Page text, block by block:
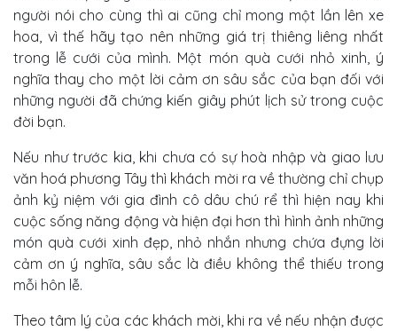
người nói cho cùng thì ai cũng chỉ mong một lần lên xe
hoa, vì thế hãy tạo nên những giá trị thiêng liêng nhất
trong lễ cưới của mình. Một món quà cưới nhỏ xinh, ý
nghĩa thay cho một lời cảm ơn sâu sắc của bạn đối với
những người đã chứng kiến giây phút lịch sử trong cuộc
đời bạn.
Nếu như trước kia, khi chưa có sự hoà nhập và giao lưu
văn hoá phương Tây thì khách mời ra về thường chỉ chụp
ảnh kỷ niệm với gia đình cô dâu chú rể thì hiện nay khi
cuộc sống năng động và hiện đại hơn thì hình ảnh những
món quà cưới xinh đẹp, nhỏ nhắn nhưng chứa đựng lời
cảm ơn ý nghĩa, sâu sắc là điều không thể thiếu trong
mỗi hôn lễ.
Theo tâm lý của các khách mời, khi ra về nếu nhận được